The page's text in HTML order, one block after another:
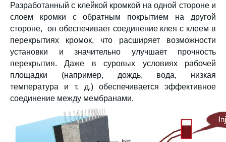
Разработанный с клейкой кромкой на одной стороне и
слоем кромки с обратным покрытием на другой
стороне, он обеспечивает соединение клея с клеем в
перекрытиях кромок, что расширяет возможности
установки и значительно улучшает прочность
перекрытия. Даже в суровых условиях рабочей
площадки (например, дождь, вода, низкая
температура и т. д.) обеспечивается эффективное
соединение между мембранами.